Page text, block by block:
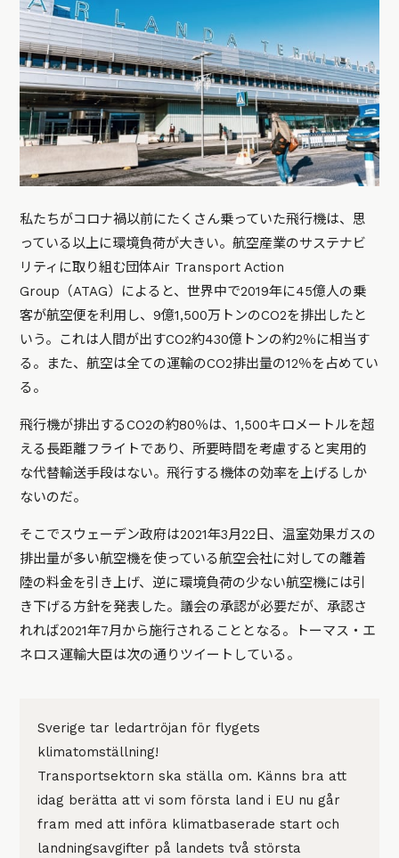
私たちがコロナ禍以前にたくさん乗っていた飛行機は、思
っている以上に環境負荷が大きい。航空産業のサステナビ
リティに取り組む団体Air Transport Action
Group（ATAG）によると、世界中で2019年に45億人の乗
客が航空便を利用し、9億1,500万トンのCO2を排出したと
いう。これは人間が出すCO2約430億トンの約2％に相当す
る。また、航空は全ての運輸のCO2排出量の12％を占めてい
る。
飛行機が排出するCO2の約80％は、1,500キロメートルを超
える長距離フライトであり、所要時間を考慮すると実用的
な代替輸送手段はない。飛行する機体の効率を上げるしか
ないのだ。
そこでスウェーデン政府は2021年3月22日、温室効果ガスの
排出量が多い航空機を使っている航空会社に対しての離着
陸の料金を引き上げ、逆に環境負荷の少ない航空機には引
き下げる方針を発表した。議会の承認が必要だが、承認さ
れれば2021年7月から施行されることとなる。トーマス・エ
ネロス運輸大臣は次の通りツイートしている。
Sverige tar ledartröjan för flygets
klimatomställning!
Transportsektorn ska ställa om. Känns bra att
idag berätta att vi som första land i EU nu går
fram med att införa klimatbaserade start och
landningsavgifter på landets två största